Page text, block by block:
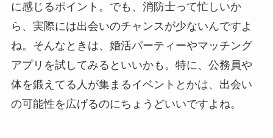
に感じるポイント。でも、消防士って忙しいか
ら、実際には出会いのチャンスが少ないんですよ
ね。そんなときは、婚活パーティーやマッチング
アプリを試してみるといいかも。特に、公務員や
体を鍛えてる人が集まるイベントとかは、出会い
の可能性を広げるのにちょうどいいですよね。